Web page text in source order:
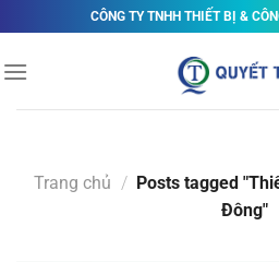
to
content
CÔNG TY TNHH THIẾT BỊ &
Trang chủ / Posts tagged
Đông"